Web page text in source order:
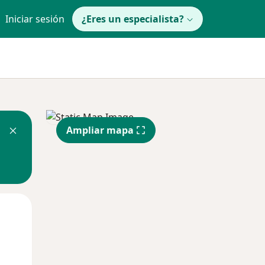
Iniciar sesión ¿Eres un especialista?
Ampliar mapa